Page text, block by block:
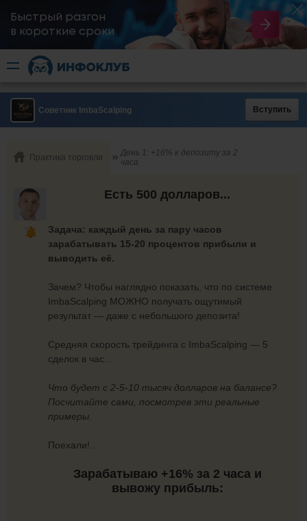
Быстрый разгон
​в короткие сроки
Советник ImbaScalping Вступить
Практика торговли
День 1: +16% к депозиту за 2
часа
Есть 500 долларов...
Задача: каждый день за пару часов
зарабатывать 15-20 процентов прибыли и
выводить её.
Зачем? Чтобы наглядно показать, что по системе
ImbaScalping МОЖНО получать ощутимый
результат — даже с небольшого депозита!
Средняя скорость трейдинга с ImbaScalping — 5
сделок в час...
Что будет с 2-5-10 тысяч долларов на балансе?
Посчитайте сами, посмотрев эти реальные
примеры.
Поехали!..
Зарабатываю +16% за 2 часа и
вывожу прибыль: